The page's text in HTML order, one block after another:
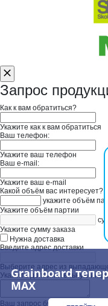
Grainboard
MAX
Запрос
Как к вам обратиться?
Укажите как к вам обратиться
Ваш телефон:
Укажите ваш телефон
Ваш e-mail:
Укажите ваш e-mail
Какой объём вас интересует?
укажите объём
Укажите объём партии
Укажите сумму заказа
Нужна доставка
Введите адрес доставки
Выберите адрес из
Укажите дополнительную
Ваш запрос будет отправлен